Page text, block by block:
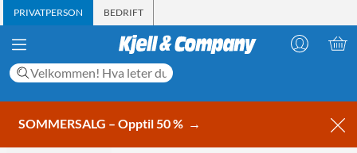
PRIVATPERSON BEDRIFT
SOMMERSALG – Opptil 50 % →